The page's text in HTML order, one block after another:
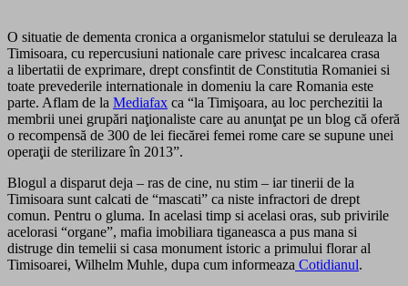
O situatie de dementa cronica a organismelor statului se deruleaza la
Timisoara, cu repercusiuni nationale care privesc incalcarea crasa
a libertatii de exprimare, drept consfintit de Constitutia Romaniei si
toate prevederile internationale in domeniu la care Romania este
parte. Aflam de la Mediafax ca “la Timişoara, au loc perchezitii la
membrii unei grupări naţionaliste care au anunţat pe un blog că oferă
o recompensă de 300 de lei fiecărei femei rome care se supune unei
operaţii de sterilizare în 2013”.
Blogul a disparut deja – ras de cine, nu stim – iar tinerii de la
Timisoara sunt calcati de “mascati” ca niste infractori de drept
comun. Pentru o gluma. In acelasi timp si acelasi oras, sub privirile
acelorasi “organe”, mafia imobiliara tiganeasca a pus mana si
distruge din temelii si casa monument istoric a primului florar al
Timisoarei, Wilhelm Muhle, dupa cum informeaza Cotidianul.